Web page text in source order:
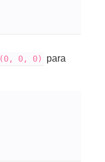
(0, 0, 0)
para